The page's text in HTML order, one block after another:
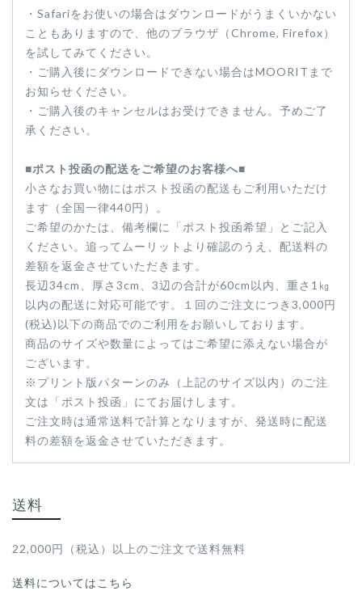
・Safariをお使いの場合はダウンロードがうまくいかない
こともありますので、他のブラウザ（Chrome, Firefox）
を試してみてください。
・ご購入後にダウンロードできない場合はMOORITまで
お知らせください。
・ご購入後のキャンセルはお受けできません。予めご了
承ください。
■ポスト投函の配送をご希望のお客様へ■
小さなお買い物にはポスト投函の配送もご利用いただけ
ます（全国一律440円）。
ご希望のかたは、備考欄に「ポスト投函希望」とご記入
ください。追ってムーリットより確認のうえ、配送料の
差額を返金させていただきます。
長辺34cm、厚さ3cm、3辺の合計が60cm以内、重さ1㎏
以内の配送に対応可能です。１回のご注文につき3,000円
(税込)以下の商品でのご利用をお願いしております。
商品のサイズや数量によってはご希望に添えない場合が
ございます。
※プリント版パターンのみ（上記のサイズ以内）のご注
文は「ポスト投函」にてお届けします。
ご注文時は通常送料で計算となりますが、発送時に配送
料の差額を返金させていただきます。
送料
22,000円（税込）以上のご注文で送料無料
送料についてはこちら